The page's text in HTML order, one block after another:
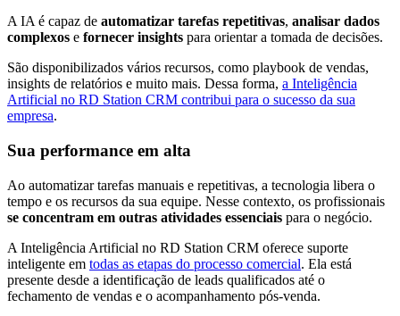
A IA é capaz de automatizar tarefas repetitivas, analisar dados
complexos e fornecer insights para orientar a tomada de decisões.
São disponibilizados vários recursos, como playbook de vendas,
insights de relatórios e muito mais. Dessa forma, a Inteligência
Artificial no RD Station CRM contribui para o sucesso da sua
empresa.
Sua performance em alta
Ao automatizar tarefas manuais e repetitivas, a tecnologia libera o
tempo e os recursos da sua equipe. Nesse contexto, os profissionais
se concentram em outras atividades essenciais para o negócio.
A Inteligência Artificial no RD Station CRM oferece suporte
inteligente em todas as etapas do processo comercial. Ela está
presente desde a identificação de leads qualificados até o
fechamento de vendas e o acompanhamento pós-venda.